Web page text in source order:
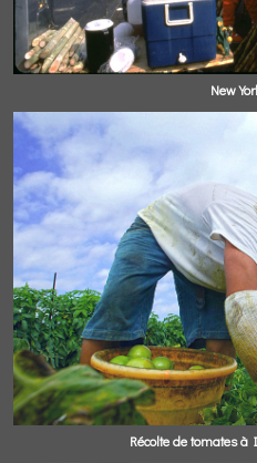
New
Récolte de tomates à